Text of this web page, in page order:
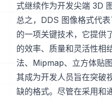
式继续作为开发尖端 3D
总之，DDS 图像格式代
的一项关键技术，它提供
的效率、质量和灵活性相
法、Mipmap、立方体贴
其成为开发人员旨在突破
缺的格式。尽管在采用和